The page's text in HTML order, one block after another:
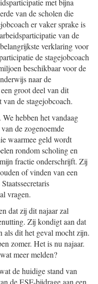
met bijna
van de scholen die
er vaker sprake is
van de
verklaring voor
de stagejobcoach
beschikbaar voor de
naar de
groot deel van dit
de stagejobcoach.
hebben het vandaag
de zogenoemde
waarmee geld wordt
rondom scholing en
fractie onderschrijft. Zij
of vinden van een
vragen.
dat zij dit najaar zal
Zij kondigt aan dat
als dit het geval mocht zijn.
zomer. Het is nu najaar.
meer melden?
de huidige stand van
de ESF-bijdrage aan een